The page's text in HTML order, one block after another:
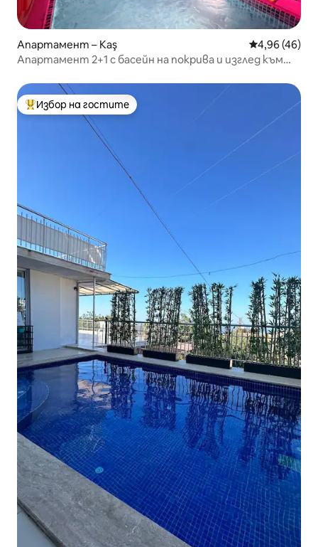
Апартамент – Kaş Средна
4,96 (46)
Апартамент 2+1 с басейн на покрива и изглед към
Най-популярен избор на гостите
Избор на гостите